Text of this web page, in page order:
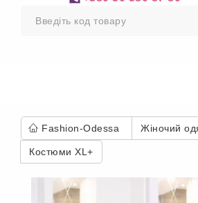
Fashion-Odessa Жіночий
Костюми XL+